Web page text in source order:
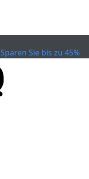
Sparen Sie bis zu 45%